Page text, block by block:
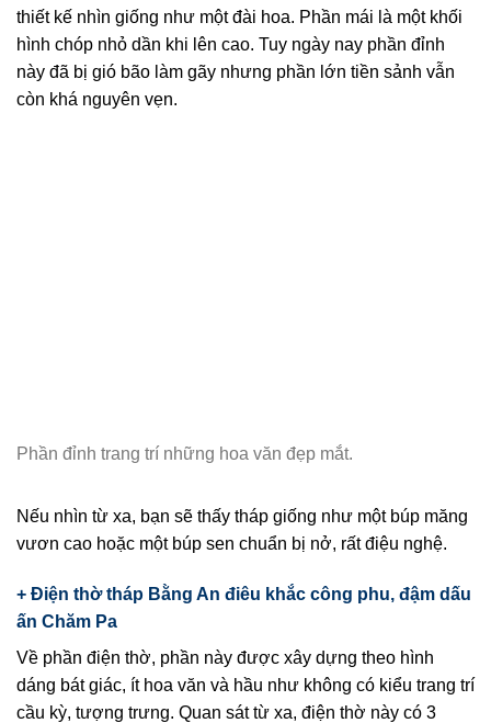
thiết kế nhìn giống như một đài hoa. Phần mái là một khối
hình chóp nhỏ dần khi lên cao. Tuy ngày nay phần đỉnh
này đã bị gió bão làm gãy nhưng phần lớn tiền sảnh vẫn
còn khá nguyên vẹn.
Phần đỉnh trang trí những hoa văn đẹp mắt.
Nếu nhìn từ xa, bạn sẽ thấy tháp giống như một búp măng
vươn cao hoặc một búp sen chuẩn bị nở, rất điệu nghệ.
+ Điện thờ tháp Bằng An điêu khắc công phu, đậm dấu
ấn Chăm Pa
Về phần điện thờ, phần này được xây dựng theo hình
dáng bát giác, ít hoa văn và hầu như không có kiểu trang trí
cầu kỳ, tượng trưng. Quan sát từ xa, điện thờ này có 3